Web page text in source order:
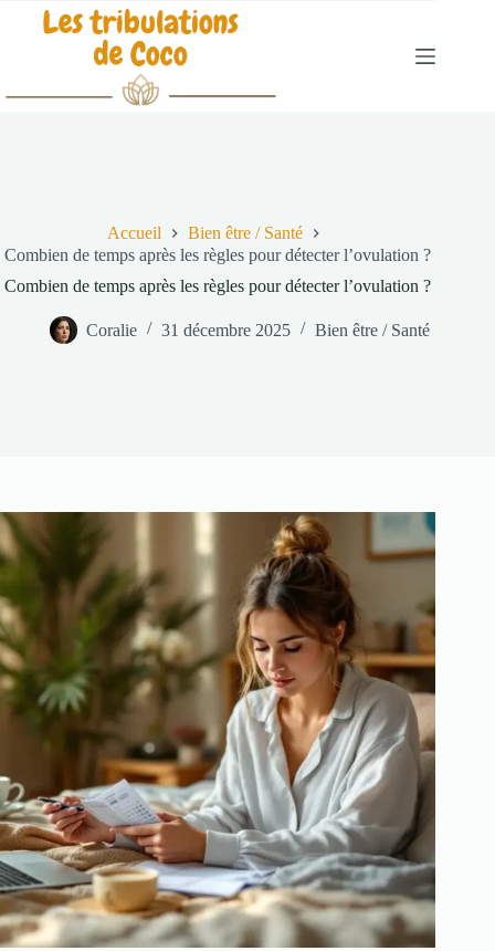
Accueil
Bien être / Santé
Combien de temps après les règles pour détecter l’ovulation ?
Combien de temps après les règles pour détecter l’ovulation ?
Coralie 31 décembre 2025 Bien être / Santé